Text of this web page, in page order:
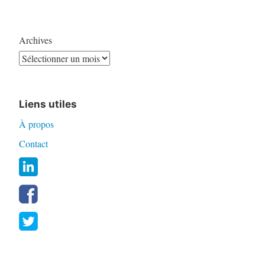
Archives
Liens utiles
À propos
Contact